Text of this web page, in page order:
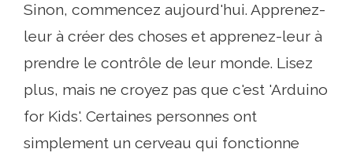
Sinon, commencez aujourd'hui. Apprenez-
leur à créer des choses et apprenez-leur à
prendre le contrôle de leur monde. Lisez
plus, mais ne croyez pas que c'est 'Arduino
for Kids'. Certaines personnes ont
simplement un cerveau qui fonctionne